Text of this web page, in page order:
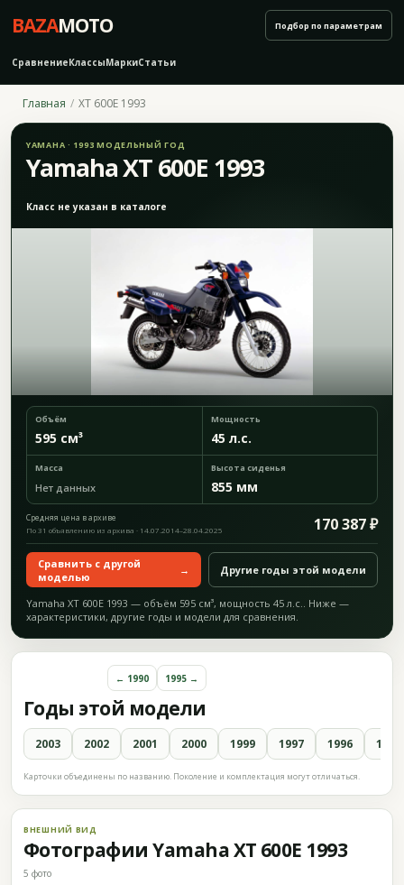
BAZAMOTO
СравнениеКлассыМаркиСтатьи
Подбор по параметрам
Главная XT 600E 1993
YAMAHA · 1993 МОДЕЛЬНЫЙ ГОД
Yamaha XT 600E 1993
Класс не указан в каталоге
Объём
595 см³
Мощность
45 л.с.
Масса
Нет данных
Высота сиденья
855 мм
Средняя цена в архиве 170 387 ₽
По 31 объявлению из архива · 14.07.2014–28.04.2025
Сравнить с другой
моделью
→ Другие годы этой модели
Yamaha XT 600E 1993 — объём 595 см³, мощность 45 л.с.. Ниже —
характеристики, другие годы и модели для сравнения.
Годы этой модели
← 1990 1995 →
2003 2002 2001 2000 1999 1997 1996 1995
Карточки объединены по названию. Поколение и комплектация могут отличаться.
ВНЕШНИЙ ВИД
Фотографии Yamaha XT 600E 1993
5 фото